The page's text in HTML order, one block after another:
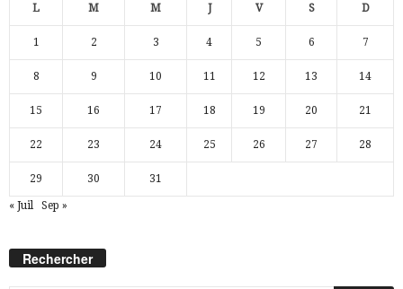
L M M J V S D
1 2 3 4 5 6 7
8 9 10 11 12 13 14
15 16 17 18 19 20 21
22 23 24 25 26 27 28
29 30 31
« Juil Sep »
Rechercher